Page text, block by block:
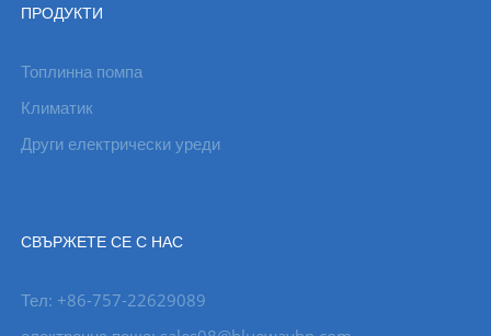
ПРОДУКТИ
Топлинна помпа
Климатик
Други електрически уреди
СВЪРЖЕТЕ СЕ С НАС
Тел: +86-757-22629089